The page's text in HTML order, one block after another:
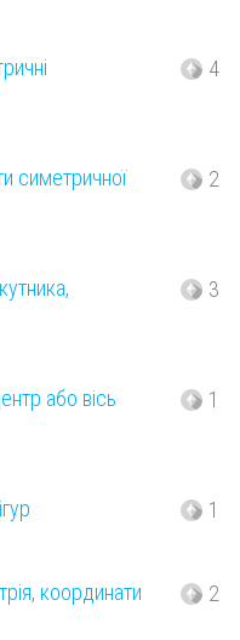
4
симетричної
2
3
або вісь
1
1
координати
2